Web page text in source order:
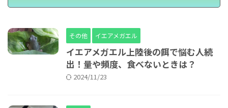
その他 イエアメガエル
イエアメガエル上陸後の餌で悩む人続
出！量や頻度、食べないときは？
2024/11/23